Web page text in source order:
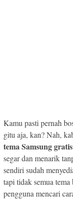
Kamu pasti pernah
gitu aja, kan? Nah,
tema Samsung gratis
segar dan menarik
sendiri sudah
tapi tidak semua
pengguna mencari